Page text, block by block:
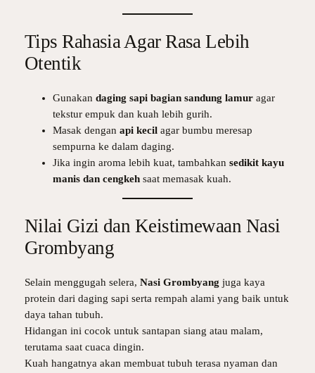
Tips Rahasia Agar Rasa Lebih
Otentik
Gunakan daging sapi bagian sandung lamuragar
tekstur empuk dan kuah lebih gurih.
Masak dengan api kecilagar bumbu meresap
sempurna ke dalam daging.
Jika ingin aroma lebih kuat, tambahkan sedikit kayu
manis dan cengkehsaat memasak kuah.
Nilai Gizi dan Keistimewaan Nasi
Grombyang
Selain menggugah selera, Nasi Grombyang juga kaya
protein dari daging sapi serta rempah alami yang baik untuk
daya tahan tubuh.
Hidangan ini cocok untuk santapan siang atau malam,
terutama saat cuaca dingin.
Kuah hangatnya akan membuat tubuh terasa nyaman dan